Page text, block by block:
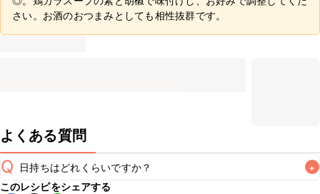
さい。お酒のおつまみとしても相性抜群です。
よくある質問
Q 日持ちはどれくらいですか？ +
このレシピをシェアする